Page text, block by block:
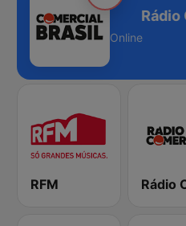
in Brasil
Online
RFM